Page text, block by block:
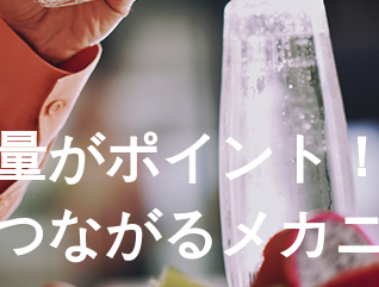
がポイント
ながるメカ